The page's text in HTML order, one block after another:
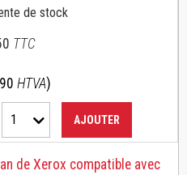
de stock
TTC
HTVA)
1 AJOUTER
de Xerox compatible avec